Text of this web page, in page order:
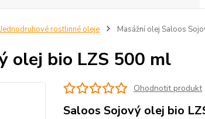
Jednodruhové rostlinné oleje Masážní olej Saloos
olej bio LZS 500 ml
Ohodnotit produkt
Saloos Sojový olej bio